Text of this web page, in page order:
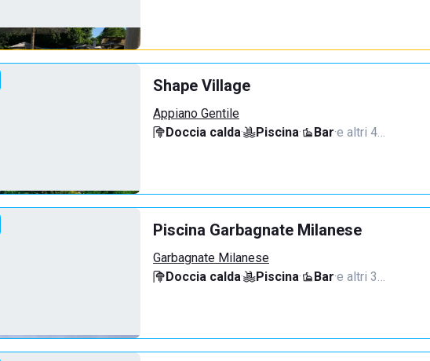
Shape Village
Appiano Gentile
Doccia calda· Piscina· Bar·e altri 4…
Piscina Garbagnate Milanese
Garbagnate Milanese
Doccia calda· Piscina· Bar·e altri 3…